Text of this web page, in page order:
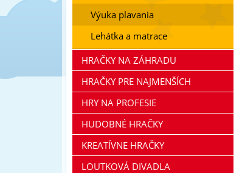
Výuka plavania
Lehátka a matrace
HRAČKY NA ZÁHRADU
HRAČKY PRE NAJMENŠÍCH
HRY NA PROFESIE
HUDOBNÉ HRAČKY
KREATÍVNE HRAČKY
LOUTKOVÁ DIVADLA